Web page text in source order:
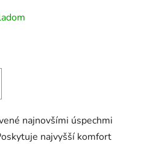
najnovšími úspechmi
najvyšší komfort